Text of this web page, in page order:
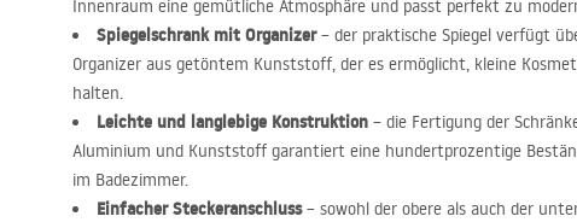
Innenraum eine gemütliche Atmosphäre und passt perfekt zu
Spiegelschrank mit Organizer– der praktische Spiegel verfügt
Organizer aus getöntem Kunststoff, der es ermöglicht, kleine
halten.
Leichte und langlebige Konstruktion – die Fertigung der
Aluminium und Kunststoff garantiert eine hundertprozentige
im Badezimmer.
Einfacher Steckeranschluss– sowohl der obere als auch der